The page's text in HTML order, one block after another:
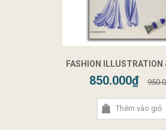
FASHION ILLUSTRATION
850.000₫
Thêm vào giỏ